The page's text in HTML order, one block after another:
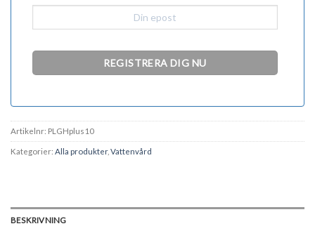
Artikelnr: PLGHplus10
Kategorier: Alla produkter, Vattenvård
BESKRIVNING